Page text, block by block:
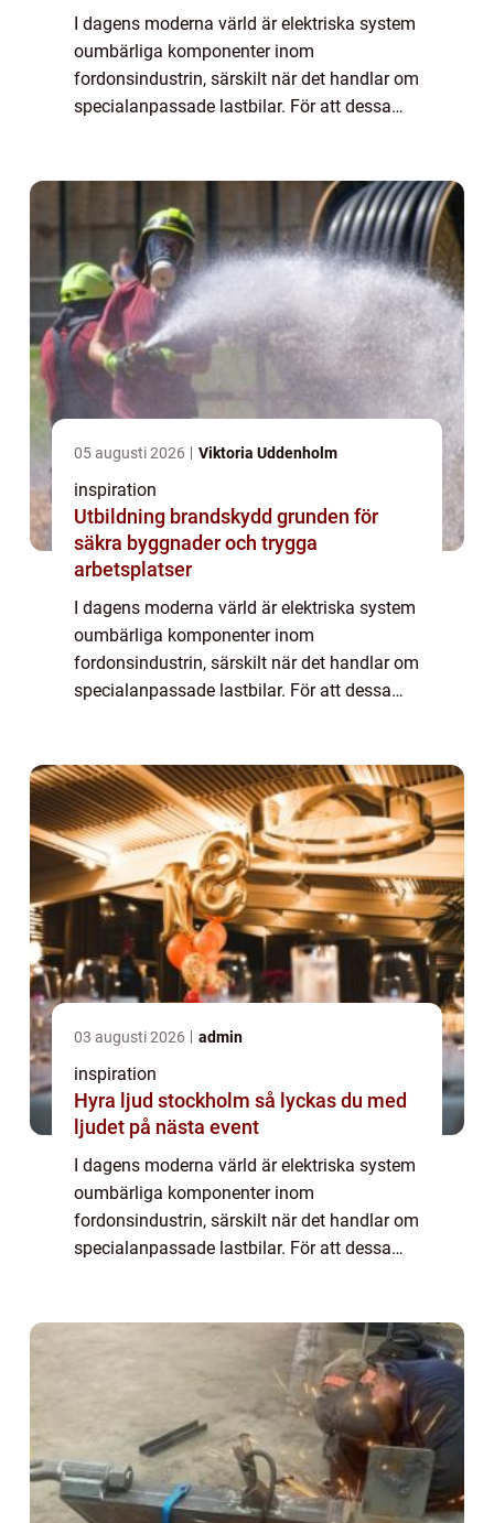
I dagens moderna värld är elektriska system
oumbärliga komponenter inom
fordonsindustrin, särskilt när det handlar om
specialanpassade lastbilar. För att dessa
05 augusti 2026 Viktoria Uddenholm
inspiration
Utbildning brandskydd grunden för
säkra byggnader och trygga
arbetsplatser
I dagens moderna värld är elektriska system
oumbärliga komponenter inom
fordonsindustrin, särskilt när det handlar om
specialanpassade lastbilar. För att dessa
03 augusti 2026 admin
inspiration
Hyra ljud stockholm så lyckas du med
ljudet på nästa event
I dagens moderna värld är elektriska system
oumbärliga komponenter inom
fordonsindustrin, särskilt när det handlar om
specialanpassade lastbilar. För att dessa